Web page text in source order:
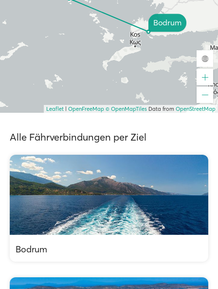
Bodrum
Leaflet OpenFreeMap © OpenMapTiles Data from OpenStreetMap
Alle Fährverbindungen per Ziel
Bodrum